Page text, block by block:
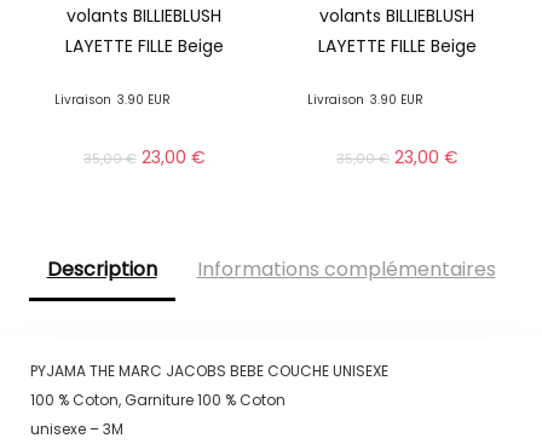
volants BILLIEBLUSH
LAYETTE FILLE Beige
Livraison 3.90 EUR
35,00€ 23,00 €
volants BILLIEBLUSH
LAYETTE FILLE Beige
Livraison 3.90 EUR
35,00€ 23,00 €
Description Informations complémentaires
PYJAMA THE MARC JACOBS BEBE COUCHE UNISEXE
100 % Coton, Garniture 100 % Coton
unisexe – 3M